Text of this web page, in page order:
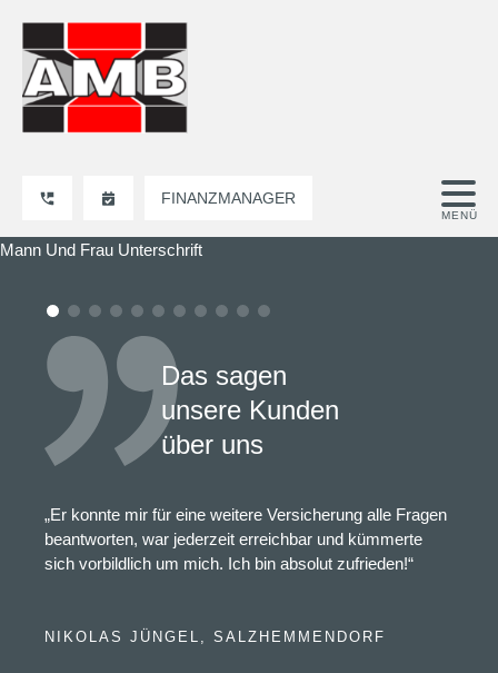
FINANZMANAGER
Mann Und Frau Unterschrift
Das sagen
unsere Kunden
über uns
„Er konnte mir für eine weitere Versicherung alle Fragen
beantworten, war jederzeit erreichbar und kümmerte
sich vorbildlich um mich. Ich bin absolut zufrieden!“
NIKOLAS JÜNGEL, SALZHEMMENDORF